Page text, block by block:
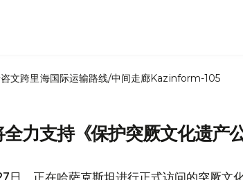
文跨里海国际运输路线/中间走廊Kazinform-105
力支持《保护突厥文化遗产
日，正在哈萨克斯坦进行正式访问的突厥文